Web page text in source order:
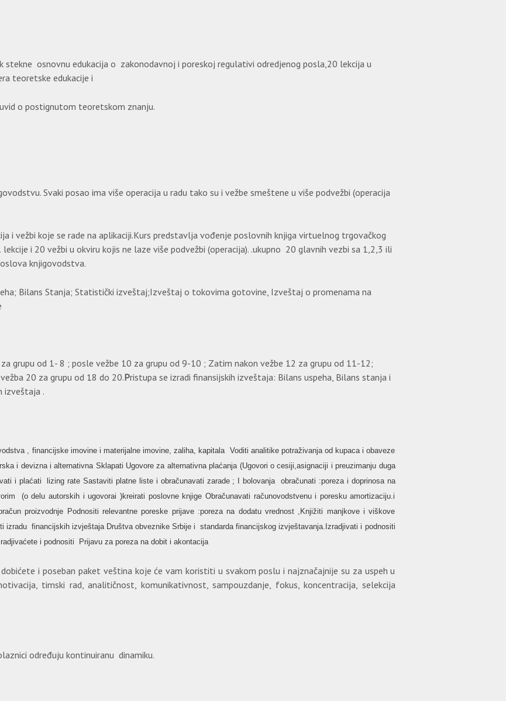
stekne osnovnu edukacija o zakonodavnoj i poreskoj regulativi odredjenog posla,20 lekcija u
teoretske edukacije i
o postignutom teoretskom znanju.
Svaki posao ima više operacija u radu tako su i vežbe smeštene u više podvežbi (operacija
i vežbi koje se rade na aplikaciji.Kurs predstavlja vođenje poslovnih knjiga virtuelnog trgovačkog
i 20 vežbi u okviru kojis ne laze više podvežbi (operacija). .ukupno 20 glavnih vezbi sa 1,2,3 ili
knjigovodstva.
Bilans Stanja; Statistički izveštaj;Izveštaj o tokovima gotovine, Izveštaj o promenama na
grupu od 1- 8 ; posle vežbe 10 za grupu od 9-10 ; Zatim nakon vežbe 12 za grupu od 11-12;
20 za grupu od 18 do 20.Pristupa se izradi finansijskih izveštaja: Bilans uspeha, Bilans stanja i
izveštaja .
, financijske imovine i materijalne imovine, zaliha, kapitala Voditi analitike potraživanja od kupaca i obaveze
i devizna i alternativna Sklapati Ugovore za alternativna plaćanja (Ugovori o cesiji,asignaciji i preuzimanju duga
i plaćati lizing rate Sastaviti platne liste i obračunavati zarade ; I bolovanja obračunati :poreza i doprinosa na
(o delu autorskih i ugovorai )kreirati poslovne knjige Obračunavati računovodstvenu i poresku amortizaciju.i
proizvodnje Podnositi relevantne poreske prijave :poreza na dodatu vrednost ,Knjižiti manjkove i viškove
izradu financijskih izvještaja Društva obveznike Srbije i standarda financijskog izvještavanja.Izradjivati i podnositi
i podnositi Prijavu za poreza na dobit i akontacija
i poseban paket veština koje će vam koristiti u svakom poslu i najznačajnije su za uspeh u
timski rad, analitičnost, komunikativnost, sampouzdanje, fokus, koncentracija, selekcija
određuju kontinuiranu dinamiku.